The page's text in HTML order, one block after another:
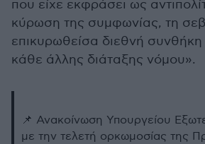
που είχε εκφράσει ως
κύρωση της συμφωνίας, τη
επικυρωθείσα διεθνή συνθήκη
κάθε άλλης διάταξης νόμου».
📌 Ανακοίνωση Υπουργείου
με την τελετή ορκωμοσίας της